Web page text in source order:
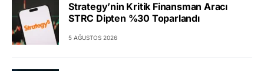
Strategy’nin Kritik Finansman Aracı
STRC Dipten %30 Toparlandı
5 AĞUSTOS 2026